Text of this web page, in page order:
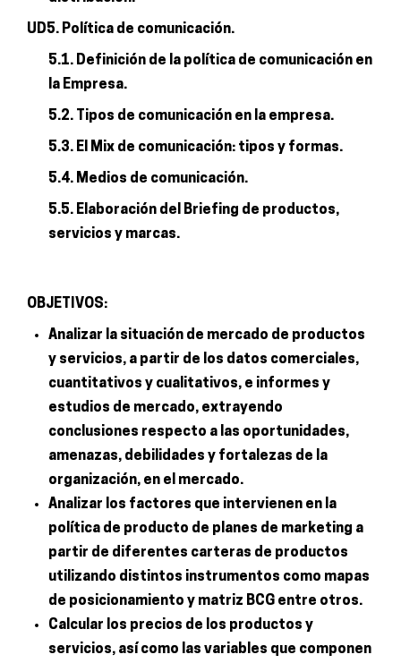
UD5. Política de comunicación.
5.1. Definición de la política de comunicación en
la Empresa.
5.2. Tipos de comunicación en la empresa.
5.3. El Mix de comunicación: tipos y formas.
5.4. Medios de comunicación.
5.5. Elaboración del Briefing de productos,
servicios y marcas.
OBJETIVOS:
Analizar la situación de mercado de productos
y servicios, a partir de los datos comerciales,
cuantitativos y cualitativos, e informes y
estudios de mercado, extrayendo
conclusiones respecto a las oportunidades,
amenazas, debilidades y fortalezas de la
organización, en el mercado.
Analizar los factores que intervienen en la
política de producto de planes de marketing a
partir de diferentes carteras de productos
utilizando distintos instrumentos como mapas
de posicionamiento y matriz BCG entre otros.
Calcular los precios de los productos y
servicios, así como las variables que componen